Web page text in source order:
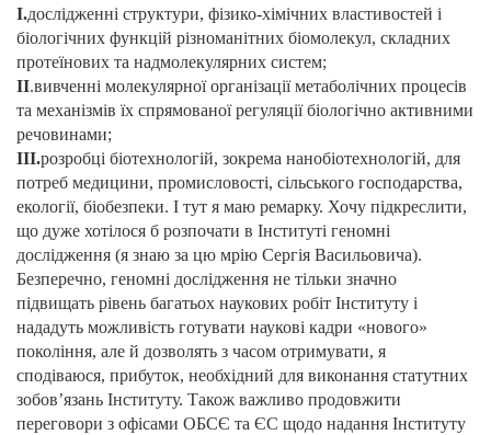
I.дослідженні структури, фізико-хімічних властивостей і
біологічних функцій різноманітних біомолекул, складних
протеїнових та надмолекулярних систем;
II.вивченні молекулярної організації метаболічних процесів
та механізмів їх спрямованої регуляції біологічно активними
речовинами;
III.розробці біотехнологій, зокрема нанобіотехнологій, для
потреб медицини, промисловості, сільського господарства,
екології, біобезпеки. І тут я маю ремарку. Хочу підкреслити,
що дуже хотілося б розпочати в Інституті геномні
дослідження (я знаю за цю мрію Сергія Васильовича).
Безперечно, геномні дослідження не тільки значно
підвищать рівень багатьох наукових робіт Інституту і
нададуть можливість готувати наукові кадри «нового»
покоління, але й дозволять з часом отримувати, я
сподіваюся, прибуток, необхідний для виконання статутних
зобов’язань Інституту. Також важливо продовжити
переговори з офісами ОБСЄ та ЄС щодо надання Інституту